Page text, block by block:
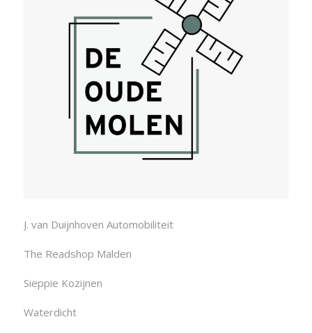
J. van Duijnhoven Automobiliteit
The Readshop Malden
Sieppie Kozijnen
Waterdicht